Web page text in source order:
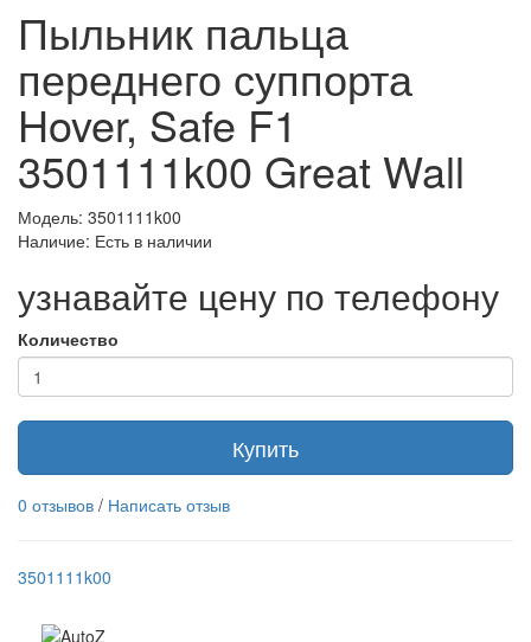
Пыльник пальца
переднего суппорта
Hover, Safe F1
3501111k00 Great Wall
Модель: 3501111k00
Наличие: Есть в наличии
узнавайте цену по телефону
Количество
Купить
0 отзывов / Написать отзыв
3501111k00